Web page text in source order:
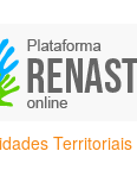
Territoriais